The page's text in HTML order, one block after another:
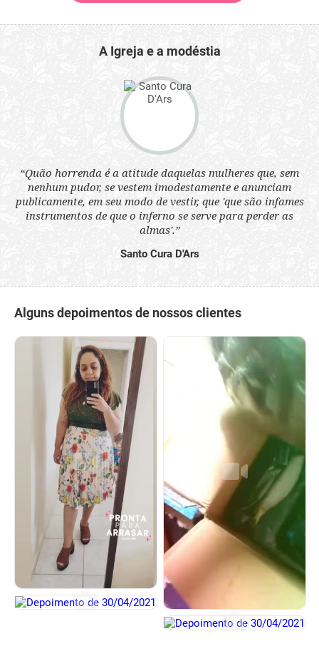
A Igreja e a modéstia
“Quão horrenda é a atitude daquelas mulheres que, sem
nenhum pudor, se vestem imodestamente e anunciam
publicamente, em seu modo de vestir, que 'que são infames
instrumentos de que o inferno se serve para perder as
almas'.”
Santo Cura D'Ars
Alguns depoimentos de nossos clientes